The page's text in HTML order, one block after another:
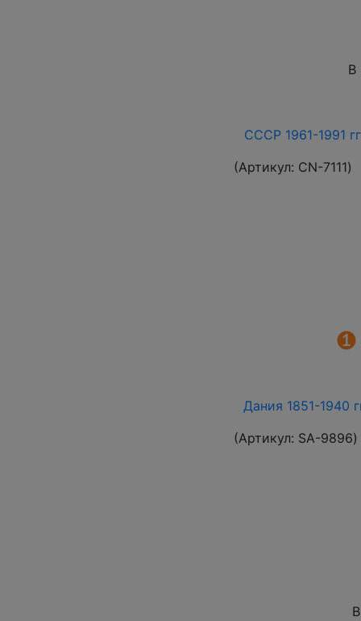
В
СССР 1961-1991
(Артикул: СN-7111)
Дания 1851-1940
(Артикул: SA-9896)